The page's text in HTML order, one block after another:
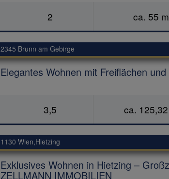
2 ca. 55 m
Elegantes Wohnen mit Freiflächen
2345 Brunn am Gebirge
3,5 ca.
Exklusives Wohnen in Hietzing –
ZELLMANN IMMOBILIEN
1130 Wien,Hietzing